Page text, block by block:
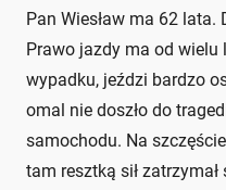
Pan Wiesław ma 62
Prawo jazdy ma od wielu
wypadku, jeździ bardzo
omal nie doszło do
samochodu. Na
tam resztką sił